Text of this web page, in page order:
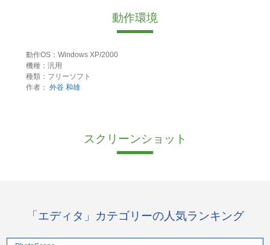
動作環境
動作OS：Windows XP/2000
機種：汎用
種類：フリーソフト
作者： 外谷 和雄
スクリーンショット
「エディタ」カテゴリーの人気ランキング